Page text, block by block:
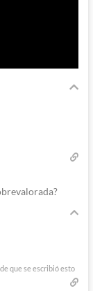
que se escribió esto